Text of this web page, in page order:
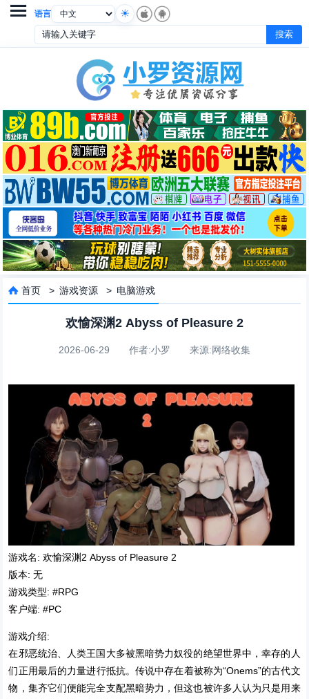
语言

 首页 >游戏资源 > 电脑游戏
欢愉深渊2 Abyss of Pleasure 2
2026-06-29 作者:小罗 来源:网络收集
游戏名: 欢愉深渊2 Abyss of Pleasure 2
版本: 无
游戏类型: #RPG
客户端: #PC
游戏介绍:
在邪恶统治、人类王国大多被黑暗势力奴役的绝望世界中，幸存的人
们正用最后的力量进行抵抗。传说中存在着被称为“Onems”的古代文
物，集齐它们便能完全支配黑暗势力，但这也被许多人认为只是用来